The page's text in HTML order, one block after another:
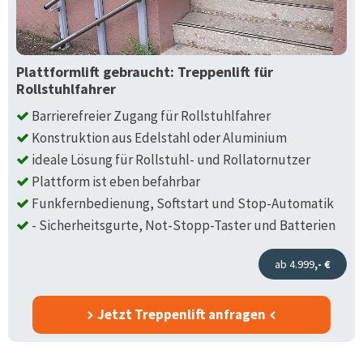
Plattformlift gebraucht: Treppenlift für
Rollstuhlfahrer
Barrierefreier Zugang für Rollstuhlfahrer
Konstruktion aus Edelstahl oder Aluminium
ideale Lösung für Rollstuhl- und Rollatornutzer
Plattform ist eben befahrbar
Funkfernbedienung, Softstart und Stop-Automatik
- Sicherheitsgurte, Not-Stopp-Taster und Batterien
ab 4.999,- €
Jetzt Treppenlift anfragen